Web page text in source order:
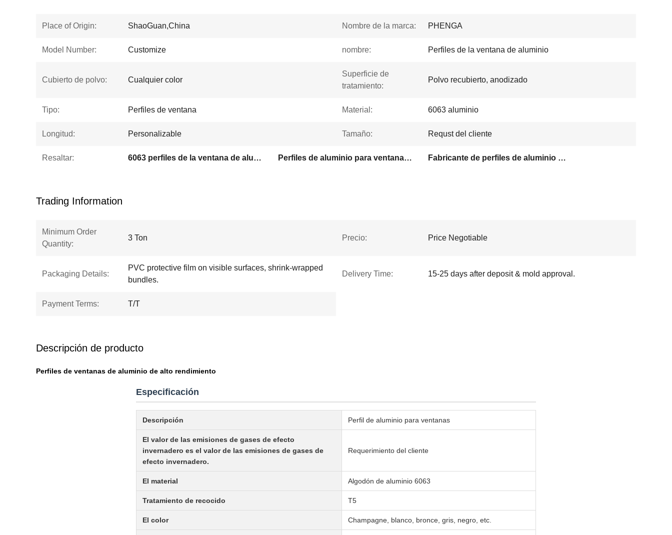
Place of Origin: ShaoGuan,China Nombre de la marca: PHENGA
Model Number: Customize nombre: Perfiles de la ventana de aluminio
Cubierto de polvo: Cualquier color
Superficie de
tratamiento:
Polvo recubierto, anodizado
Tipo: Perfiles de ventana Material: 6063 aluminio
Longitud: Personalizable Tamaño: Requst del cliente
Resaltar: 6063 perfiles de la ventana de aluminio Perfiles de aluminio para ventanas con recubrimiento en polvo Fabricante de perfiles de aluminio anodizado
Trading Information
Minimum Order
Quantity:
3 Ton Precio: Price Negotiable
Packaging Details:
PVC protective film on visible surfaces, shrink-wrapped
bundles.
Delivery Time: 15-25 days after deposit & mold approval.
Payment Terms: T/T
Descripción de producto
Perfiles de ventanas de aluminio de alto rendimiento
Especificación
Descripción Perfil de aluminio para ventanas
El valor de las emisiones de gases de efecto
invernadero es el valor de las emisiones de gases de
efecto invernadero.
Requerimiento del cliente
El material Algodón de aluminio 6063
Tratamiento de recocido T5
El color Champagne, blanco, bronce, gris, negro, etc.